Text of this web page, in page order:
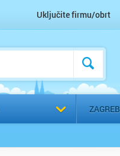
Uključite firmu/obrt
ZAGREB
Odaberi